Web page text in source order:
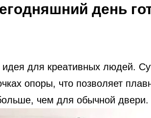
день
для креативных людей.
опоры, что позволяет
чем для обычной двери.